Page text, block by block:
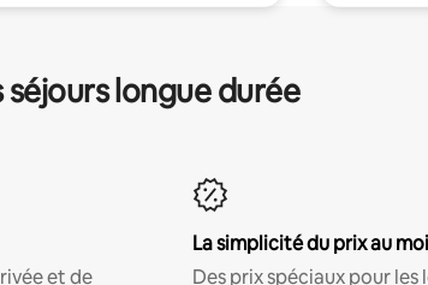
longue durée
et de
La simplicité du prix au
Des prix spéciaux pour